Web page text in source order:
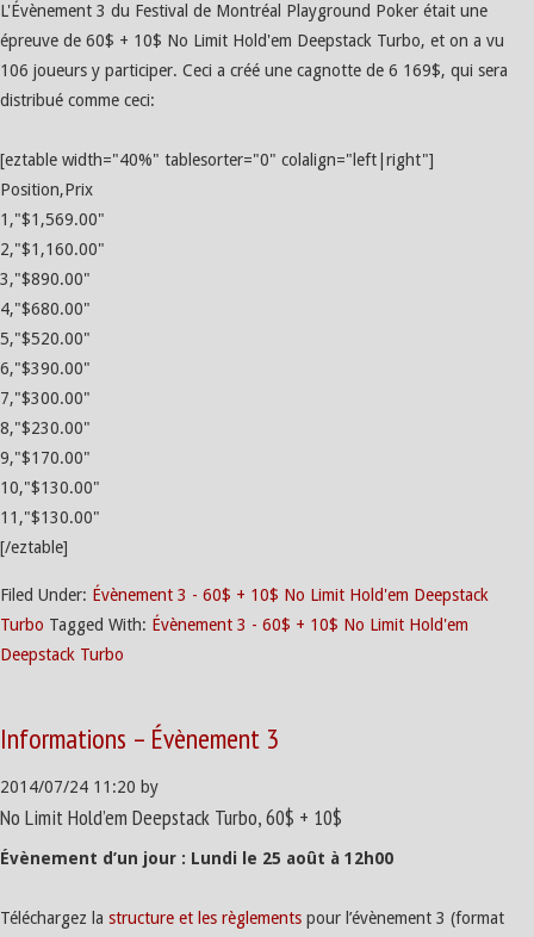
L'Évènement 3 du Festival de Montréal Playground Poker était une
épreuve de 60$ + 10$ No Limit Hold'em Deepstack Turbo, et on a vu
106 joueurs y participer. Ceci a créé une cagnotte de 6 169$, qui sera
distribué comme ceci:
[eztable width="40%" tablesorter="0" colalign="left|right"]
Position,Prix
1,"$1,569.00"
2,"$1,160.00"
3,"$890.00"
4,"$680.00"
5,"$520.00"
6,"$390.00"
7,"$300.00"
8,"$230.00"
9,"$170.00"
10,"$130.00"
11,"$130.00"
[/eztable]
Filed Under: Évènement 3 - 60$ + 10$ No Limit Hold'em Deepstack
Turbo Tagged With: Évènement 3 - 60$ + 10$ No Limit Hold'em
Deepstack Turbo
Informations – Évènement 3
2014/07/24 11:20 by
No Limit Hold’em Deepstack Turbo, 60$ + 10$
Évènement d’un jour : Lundi le 25 août à 12h00
Téléchargez la structure et les règlements pour l’évènement 3 (format